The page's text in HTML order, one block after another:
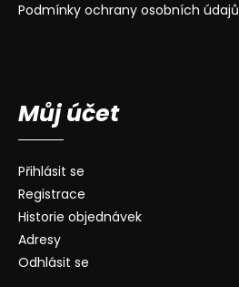
Podmínky ochrany osobních údajů
Můj účet
Přihlásit se
Registrace
Historie objednávek
Adresy
Odhlásit se